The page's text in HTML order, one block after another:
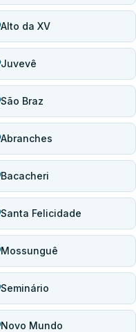
Alto da XV
Juvevê
São Braz
Abranches
Bacacheri
Santa Felicidade
Mossunguê
Seminário
Novo Mundo